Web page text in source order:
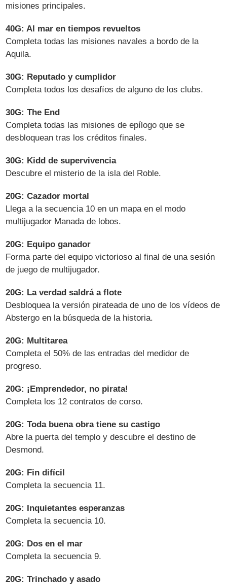
misiones principales.
40G: Al mar en tiempos revueltos
Completa todas las misiones navales a bordo de la
Aquila.
30G: Reputado y cumplidor
Completa todos los desafíos de alguno de los clubs.
30G: The End
Completa todas las misiones de epílogo que se
desbloquean tras los créditos finales.
30G: Kidd de supervivencia
Descubre el misterio de la isla del Roble.
20G: Cazador mortal
Llega a la secuencia 10 en un mapa en el modo
multijugador Manada de lobos.
20G: Equipo ganador
Forma parte del equipo victorioso al final de una sesión
de juego de multijugador.
20G: La verdad saldrá a flote
Desbloquea la versión pirateada de uno de los vídeos de
Abstergo en la búsqueda de la historia.
20G: Multitarea
Completa el 50% de las entradas del medidor de
progreso.
20G: ¡Emprendedor, no pirata!
Completa los 12 contratos de corso.
20G: Toda buena obra tiene su castigo
Abre la puerta del templo y descubre el destino de
Desmond.
20G: Fin difícil
Completa la secuencia 11.
20G: Inquietantes esperanzas
Completa la secuencia 10.
20G: Dos en el mar
Completa la secuencia 9.
20G: Trinchado y asado